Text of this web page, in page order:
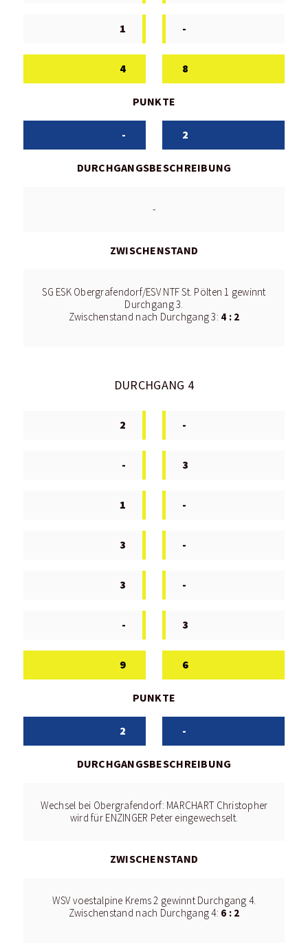
1 -
4 8
PUNKTE
- 2
DURCHGANGSBESCHREIBUNG
-
ZWISCHENSTAND
SG ESK Obergrafendorf/ESV NTF St. Pölten 1 gewinnt
Durchgang 3.
Zwischenstand nach Durchgang 3: 4 : 2
DURCHGANG 4
2 -
- 3
1 -
3 -
3 -
- 3
9 6
PUNKTE
2 -
DURCHGANGSBESCHREIBUNG
Wechsel bei Obergrafendorf: MARCHART Christopher
wird für ENZINGER Peter eingewechselt.
ZWISCHENSTAND
WSV voestalpine Krems 2 gewinnt Durchgang 4.
Zwischenstand nach Durchgang 4: 6 : 2